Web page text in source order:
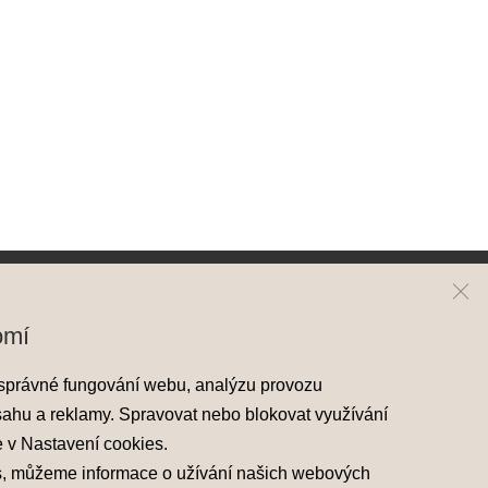
vozy
vozy
fungování webu, analýzu provozu
a reklamy. Spravovat nebo blokovat využívání
v Nastavení cookies.
můžeme informace o užívání našich webových